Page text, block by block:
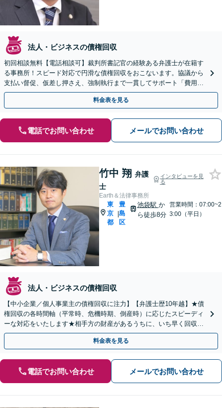
法人・ビジネスの債権回収
初回相談無料【電話相談可】裁判所書記官の経験ある弁護士が在籍す
る事務所！スピード対応で円滑な債権回収をおこないます。協議から
支払い督促、仮差し押さえ、強制執行まで一貫してサポート「費用や
見通しを説明するのでまずは気軽にご相談ください」
料金表を見る
電話でお問い合わせ メールでお問い合わせ
竹中 翔 弁護
士
インタビューを見
る
Earth＆法律事務所
東
京
都
|
豊
島
区
池袋駅 か
ら徒歩8分
営業時間：07:00~2
3:00（平日）
法人・ビジネスの債権回収
【中小企業／個人事業主の債権回収に注力】【弁護士歴10年越】★債
権回収の各時間軸（平常時、危機時期、倒産時）に応じたスピーディ
ーな対応をいたします★相手方の財産があるうちに、いち早く回収に
着手することが重要です。
料金表を見る
電話でお問い合わせ メールでお問い合わせ